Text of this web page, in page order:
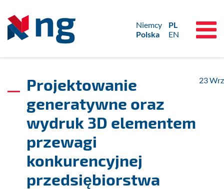
Niemcy
Polska
PL
EN
Projektowanie
generatywne oraz
wydruk 3D elementem
przewagi
konkurencyjnej
przedsiębiorstwa
23Wrz